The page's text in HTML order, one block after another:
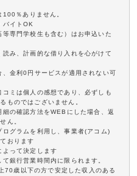
％ありません。
バイトOK
専門学校生も含む）はお申込いた
み、計画的な借り入れを心がけて
金利0円サービスが適用されない可
ミは個人の感想であり、必ずしも
ものではございません。
の確認方法をWEBにした場合、返
ん。
グラムを利用し、事業者(アコム)
おります
よって決定します
銀行営業時間内に限られます。
70歳以下の方で安定した収入のある